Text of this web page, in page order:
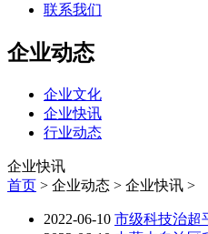
联系我们
企业动态
企业文化
企业快讯
行业动态
企业快讯
首页 > 企业动态 > 企业快讯 >
2022-06-10 市级科技治超